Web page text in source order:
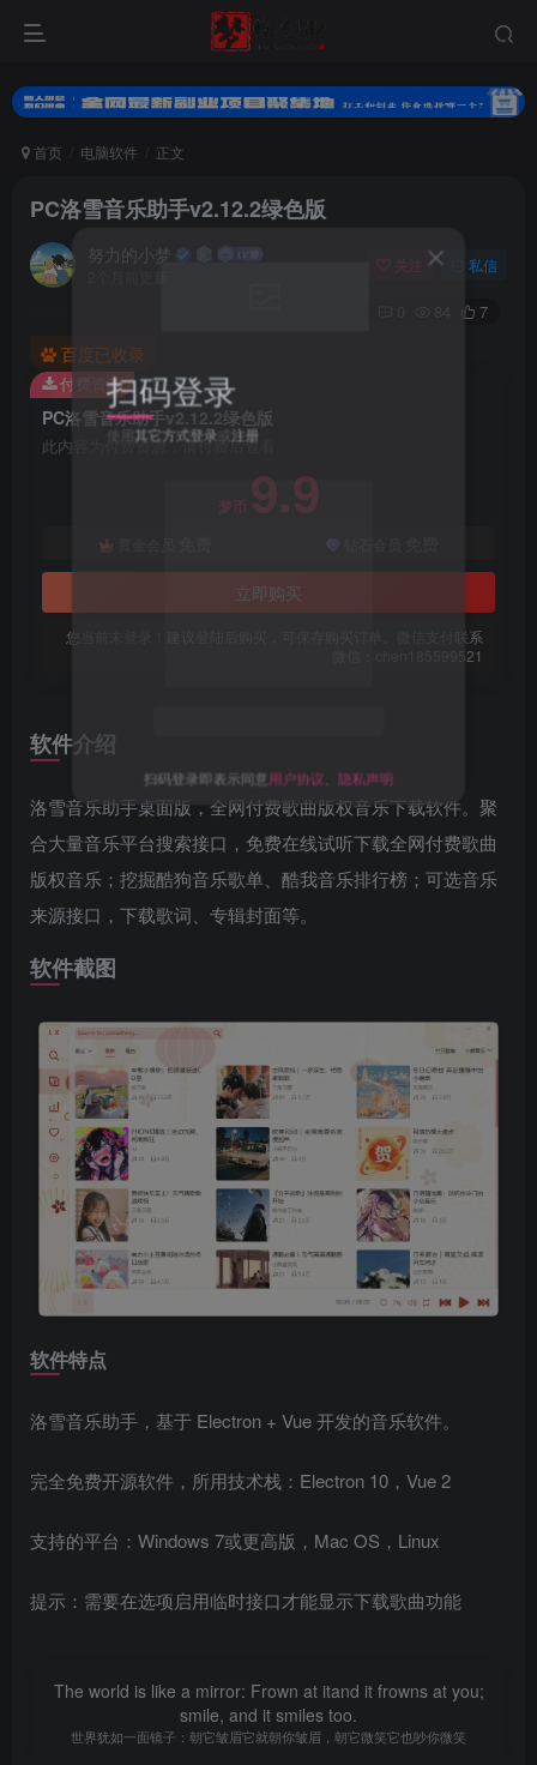
首页 电脑软件 正文
PC洛雪音乐助手v2.12.2绿色版
努力的小梦 关注 私信
7
百度已收录
PC洛雪音乐助手v2.12.2绿色版
此内容为付费资源，请付费后查看
梦币 9.9
立即购买
您当前未登录！建议登陆后购买，可保存购买订单。微信支付联系
微信：chen185599521
付费资源
软件介绍
洛雪音乐助手桌面版，全网付费歌曲版权音乐下载软件。聚
合大量音乐平台搜索接口，免费在线试听下载全网付费歌曲
版权音乐；挖掘酷狗音乐歌单、酷我音乐排行榜；可选音乐
来源接口，下载歌词、专辑封面等。
软件截图
软件特点
洛雪音乐助手，基于 Electron + Vue 开发的音乐软件。
完全免费开源软件，所用技术栈：Electron 10，Vue 2
支持的平台：Windows 7或更高版，Mac OS，Linux
提示：需要在选项启用临时接口才能显示下载歌曲功能
The world is like a mirror: Frown at itand it frowns at you;
smile, and it smiles too.
世界犹如一面镜子：朝它皱眉它就朝你皱眉，朝它微笑它也吵你微笑
扫码登录
使用其它方式登录或注册
扫码登录即表示同意用户协议 、隐私声明